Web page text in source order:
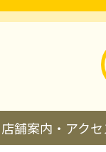
店舗案内・アクセ